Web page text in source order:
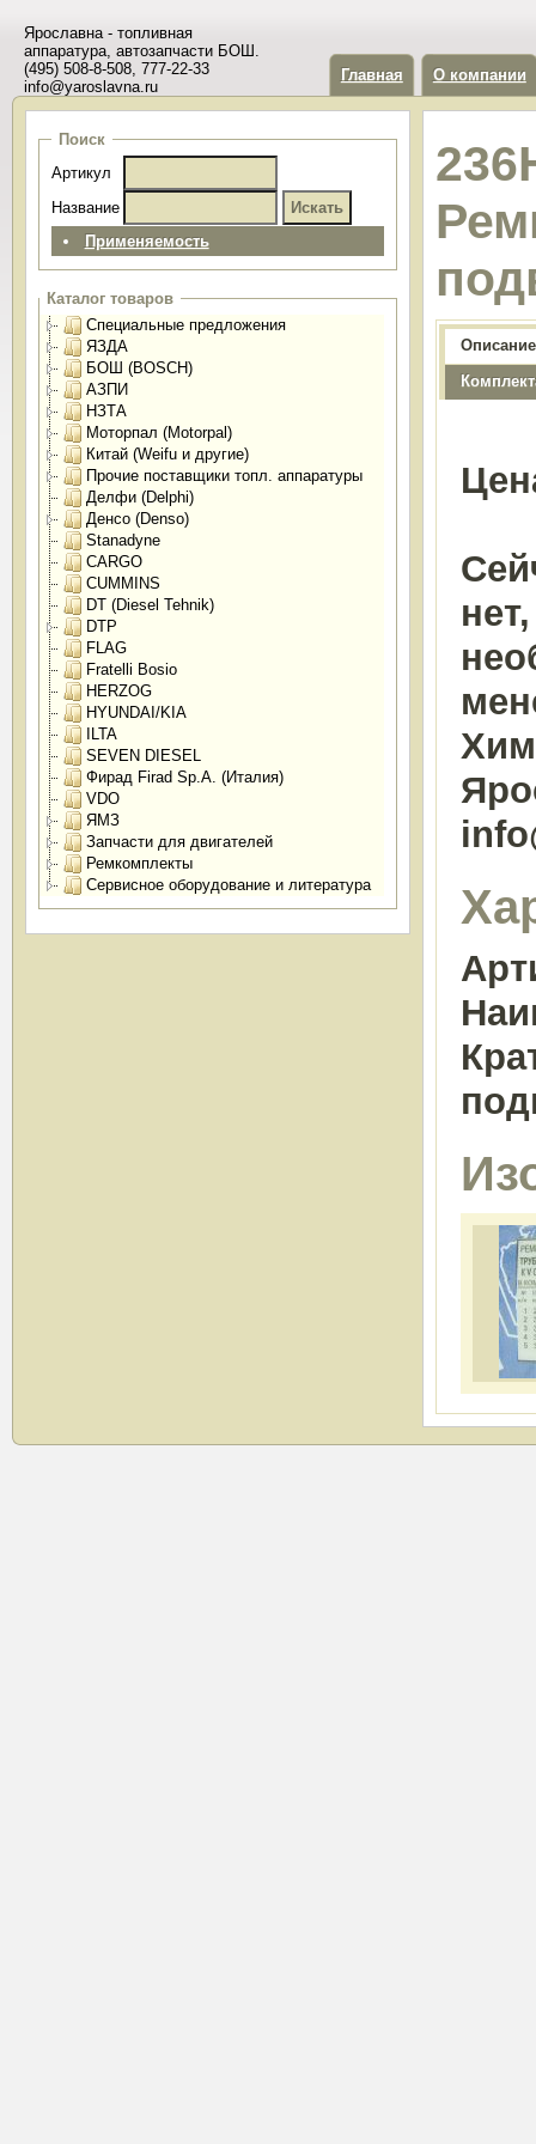
Ярославна - топливная
аппаратура, автозапчасти БОШ.
(495) 508-8-508, 777-22-33
info@yaroslavna.ru
Главная О компании
Поиск
Артикул
Название
Применяемость
Каталог товаров
Специальные предложения
ЯЗДА
БОШ (BOSCH)
АЗПИ
НЗТА
Моторпал (Motorpal)
Китай (Weifu и другие)
Прочие поставщики топл. аппаратуры
Делфи (Delphi)
Денсо (Denso)
Stanadyne
CARGO
CUMMINS
DT (Diesel Tehnik)
DTP
FLAG
Fratelli Bosio
HERZOG
HYUNDAI/KIA
ILTA
SEVEN DIESEL
Фирад Firad Sp.A. (Италия)
VDO
ЯМЗ
Запчасти для двигателей
Ремкомплекты
Сервисное оборудование и литература
Описание